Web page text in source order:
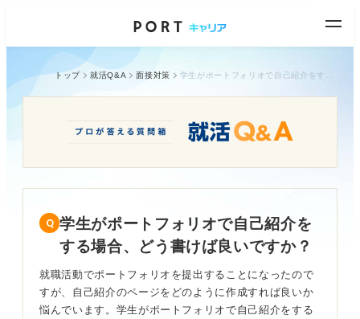
トップ 就活Q&A 面接対策
学生がポートフォリオで自己紹介を
する場合、どう書けば良いですか？
就職活動でポートフォリオを提出することになったので
すが、自己紹介のページをどのように作成すれば良いか
悩んでいます。学生がポートフォリオで自己紹介をする